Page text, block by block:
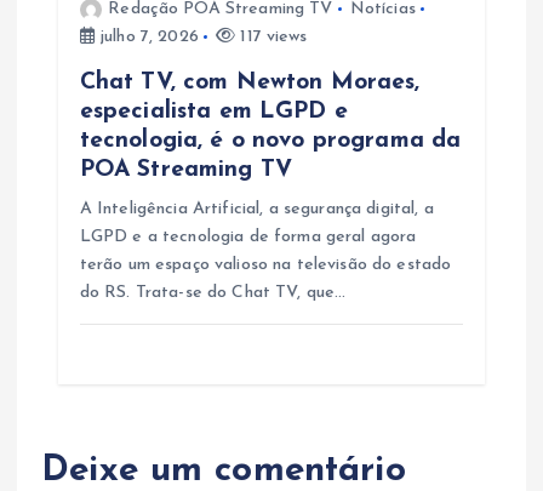
Redação POA Streaming TV
Notícias
julho 7, 2026
117 views
Chat TV, com Newton Moraes,
especialista em LGPD e
tecnologia, é o novo programa da
POA Streaming TV
A Inteligência Artificial, a segurança digital, a
LGPD e a tecnologia de forma geral agora
terão um espaço valioso na televisão do estado
do RS. Trata-se do Chat TV, que…
Deixe um comentário